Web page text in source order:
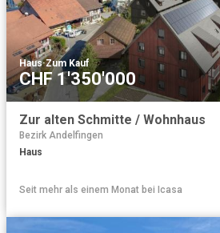
Haus·Zum Kauf
CHF 1'350'000
Zur alten Schmitte / Wohnhaus
Bezirk Andelfingen
Haus
Seit mehr als einem Monat bei Icasa